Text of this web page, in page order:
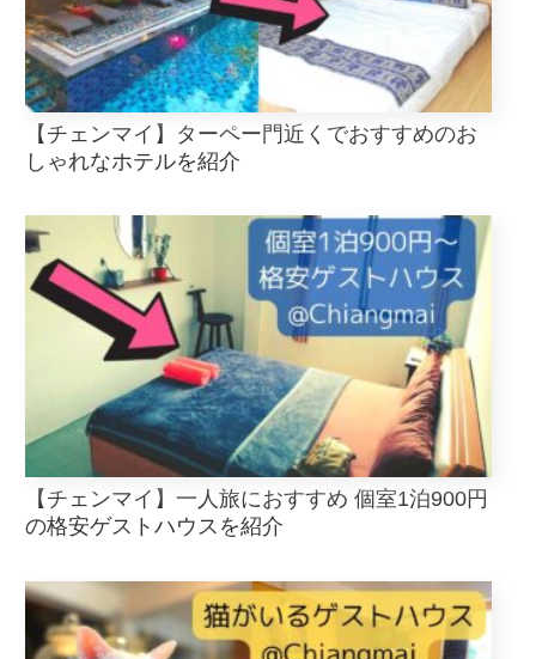
【チェンマイ】ターペー門近くでおすすめのお
しゃれなホテルを紹介
【チェンマイ】一人旅におすすめ 個室1泊900円
の格安ゲストハウスを紹介